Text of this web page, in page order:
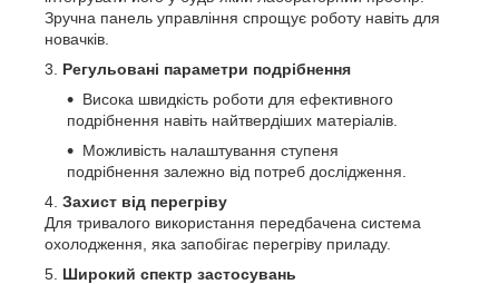
Зручна панель управління спрощує роботу навіть для
новачків.
Регульовані параметри подрібнення
Висока швидкість роботи для ефективного
подрібнення навіть найтвердіших матеріалів.
Можливість налаштування ступеня
подрібнення залежно від потреб дослідження.
Захист від перегріву
Для тривалого використання передбачена система
охолодження, яка запобігає перегріву приладу.
Широкий спектр застосувань